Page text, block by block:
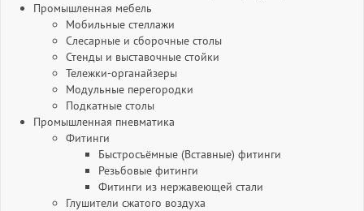
Промышленная мебель
Мобильные стеллажи
Слесарные и сборочные столы
Стенды и выставочные стойки
Тележки-органайзеры
Модульные перегородки
Подкатные столы
Промышленная пневматика
Фитинги
Быстросъёмные (Вставные) фитинги
Резьбовые фитинги
Фитинги из нержавеющей стали
Глушители сжатого воздуха